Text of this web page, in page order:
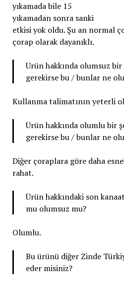
yıkamada bile 15
yıkamadan sonra sanki
etkisi yok oldu. Şu an normal
çorap olarak dayanıklı.
Ürün hakkında olumsuz
gerekirse bu / bunlar ne
Kullanma talimatının yeterli
Ürün hakkında olumlu bir
gerekirse bu / bunlar ne
Diğer çoraplara göre daha
rahat.
Ürün hakkındaki son
mu olumsuz mu?
Olumlu.
Bu ürünü diğer Zinde
eder misiniz?